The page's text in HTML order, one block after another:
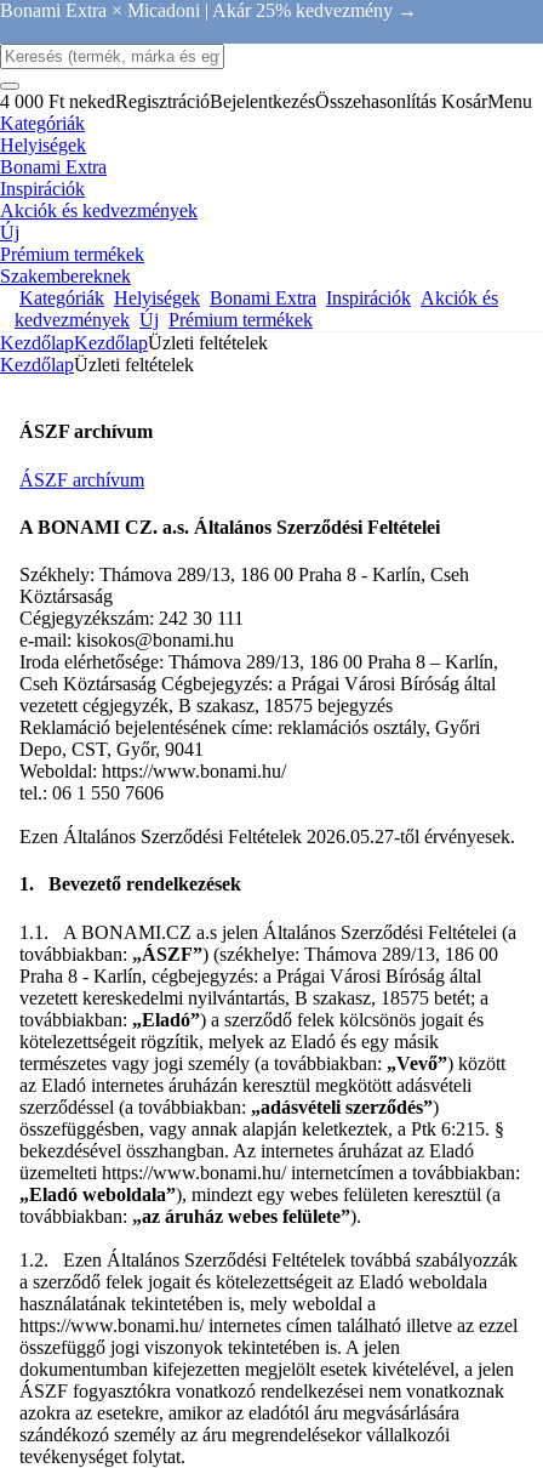
Bonami Extra × Micadoni | Akár 25% kedvezmény →
4 000 Ft nekedRegisztrációBejelentkezésÖsszehasonlítás KosárMenu
Kategóriák
Helyiségek
Bonami Extra
Inspirációk
Akciók és kedvezmények
Új
Prémium termékek
Szakembereknek
Kategóriák Helyiségek Bonami Extra Inspirációk Akciók és
kedvezmények Új Prémium termékek
KezdőlapKezdőlapÜzleti feltételek
KezdőlapÜzleti feltételek
ÁSZF archívum
ÁSZF archívum
A BONAMI CZ. a.s. Általános Szerződési Feltételei
Székhely: Thámova 289/13, 186 00 Praha 8 - Karlín, Cseh
Köztársaság
Cégjegyzékszám: 242 30 111
e-mail: kisokos@bonami.hu
Iroda elérhetősége: Thámova 289/13, 186 00 Praha 8 – Karlín,
Cseh Köztársaság Cégbejegyzés: a Prágai Városi Bíróság által
vezetett cégjegyzék, B szakasz, 18575 bejegyzés
Reklamáció bejelentésének címe: reklamációs osztály, Győri
Depo, CST, Győr, 9041
Weboldal: https://www.bonami.hu/
tel.: 06 1 550 7606
Ezen Általános Szerződési Feltételek 2026.05.27-től érvényesek.
1. Bevezető rendelkezések
1.1. A BONAMI.CZ a.s jelen Általános Szerződési Feltételei (a
továbbiakban: „ÁSZF”) (székhelye: Thámova 289/13, 186 00
Praha 8 - Karlín, cégbejegyzés: a Prágai Városi Bíróság által
vezetett kereskedelmi nyilvántartás, B szakasz, 18575 betét; a
továbbiakban: „Eladó”) a szerződő felek kölcsönös jogait és
kötelezettségeit rögzítik, melyek az Eladó és egy másik
természetes vagy jogi személy (a továbbiakban: „Vevő”) között
az Eladó internetes áruházán keresztül megkötött adásvételi
szerződéssel (a továbbiakban: „adásvételi szerződés”)
összefüggésben, vagy annak alapján keletkeztek, a Ptk 6:215. §
bekezdésével összhangban. Az internetes áruházat az Eladó
üzemelteti https://www.bonami.hu/ internetcímen a továbbiakban:
„Eladó weboldala”), mindezt egy webes felületen keresztül (a
továbbiakban: „az áruház webes felülete”).
1.2. Ezen Általános Szerződési Feltételek továbbá szabályozzák
a szerződő felek jogait és kötelezettségeit az Eladó weboldala
használatának tekintetében is, mely weboldal a
https://www.bonami.hu/ internetes címen található illetve az ezzel
összefüggő jogi viszonyok tekintetében is. A jelen
dokumentumban kifejezetten megjelölt esetek kivételével, a jelen
ÁSZF fogyasztókra vonatkozó rendelkezései nem vonatkoznak
azokra az esetekre, amikor az eladótól áru megvásárlására
szándékozó személy az áru megrendelésekor vállalkozói
tevékenységet folytat.